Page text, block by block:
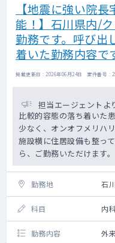
【地震に強い院
能！】石川県内/
勤務です。呼び出
着いた勤務内容で
掲載更新日 : 2026年06月24日 案件番号 :
担当エージェントよ
比較的容態の落ち着いた
少なく、オンオフメリハ
施設横に住居設備も整っ
ら、ご勤務いただけます。
勤務地 石
科目 内
勤務内容 外